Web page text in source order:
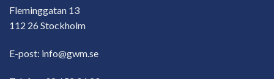
Fleminggatan 13
112 26 Stockholm
E-post: info@gwm.se